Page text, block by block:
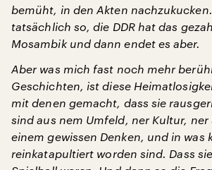
bemüht, in den Akten
tatsächlich so, die DDR hat das
Mosambik und dann endet es aber.
Aber was mich fast noch mehr
Geschichten, ist diese
mit denen gemacht, dass sie
sind aus nem Umfeld, ner Kultur, ner
einem gewissen Denken, und in was
reinkatapultiert worden sind. Dass